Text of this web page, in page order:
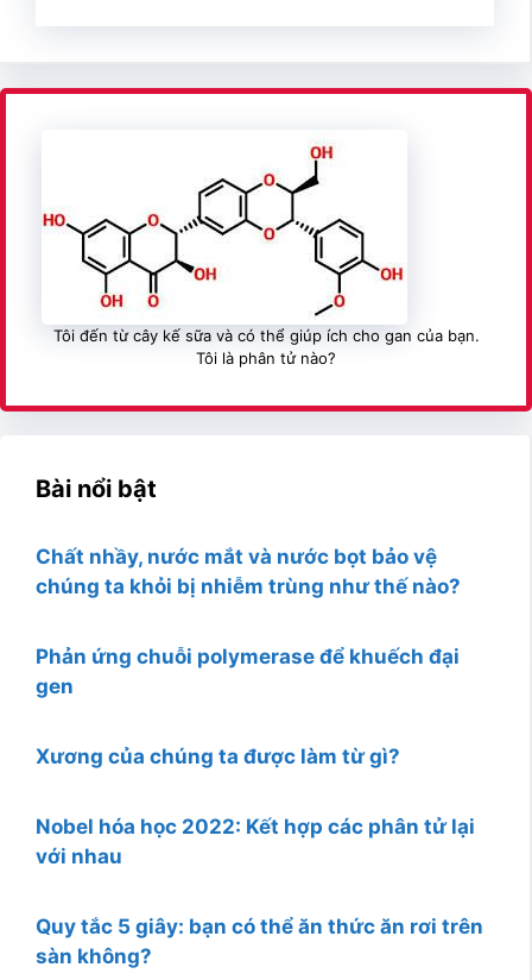
Tôi đến từ cây kế sữa và có thể giúp ích cho gan của bạn.
Tôi là phân tử nào?
Bài nổi bật
Chất nhầy, nước mắt và nước bọt bảo vệ
chúng ta khỏi bị nhiễm trùng như thế nào?
Phản ứng chuỗi polymerase để khuếch đại
gen
Xương của chúng ta được làm từ gì?
Nobel hóa học 2022: Kết hợp các phân tử lại
với nhau
Quy tắc 5 giây: bạn có thể ăn thức ăn rơi trên
sàn không?